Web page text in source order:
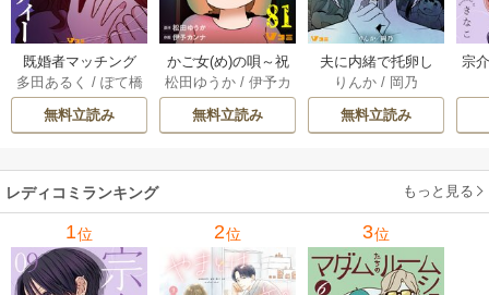
既婚者マッチング
パーティー 13巻
多田あるく / ぽて橋
無料立読み
かご女(め)の唄～祝
福されない妊婦の
哀歌～ 80-81巻
松田ゆうか/ 伊予カ
ンナ
無料立読み
夫に内緒で托卵し
てます。 10巻
りんか / 岡乃
無料立読み
宗
レディコミランキング もっと見る
1位 2位 3位